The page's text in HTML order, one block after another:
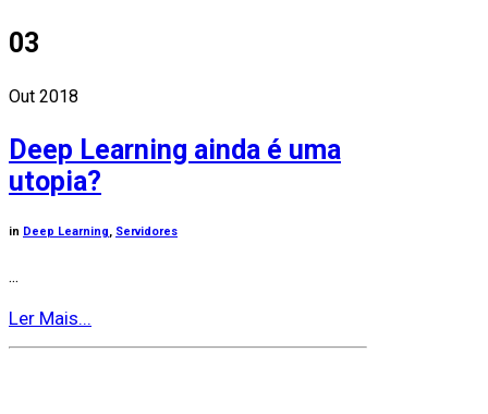
03
Out 2018
Deep Learning ainda é uma
utopia?
in Deep Learning, Servidores
...
Ler Mais...